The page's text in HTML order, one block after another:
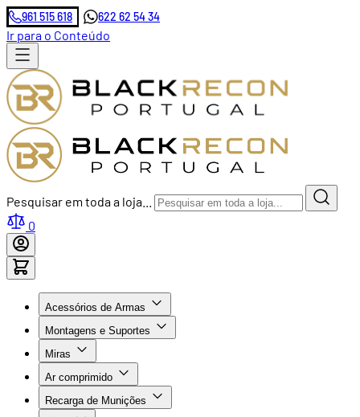
961 515 618 622 62 54 34
Ir para o Conteúdo
Pesquisar em toda a loja...
0
Acessórios de Armas
Montagens e Suportes
Miras
Ar comprimido
Recarga de Munições